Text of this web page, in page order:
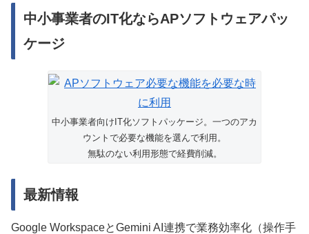
中小事業者のIT化ならAPソフトウェアパッ
ケージ
中小事業者向けIT化ソフトパッケージ。一つのアカ
ウントで必要な機能を選んで利用。
無駄のない利用形態で経費削減。
最新情報
Google WorkspaceとGemini AI連携で業務効率化（操作手